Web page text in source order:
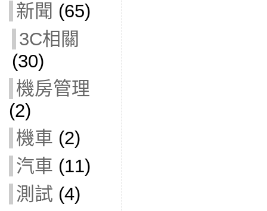
新聞 (65)
3C相關
(30)
機房管理
(2)
機車 (2)
汽車 (11)
測試 (4)